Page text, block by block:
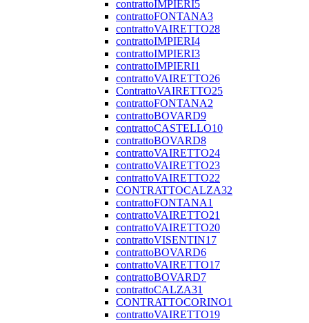
contrattoIMPIERI5
contrattoFONTANA3
contrattoVAIRETTO28
contrattoIMPIERI4
contrattoIMPIERI3
contrattoIMPIERI1
contrattoVAIRETTO26
ContrattoVAIRETTO25
contrattoFONTANA2
contrattoBOVARD9
contrattoCASTELLO10
contrattoBOVARD8
contrattoVAIRETTO24
contrattoVAIRETTO23
contrattoVAIRETTO22
CONTRATTOCALZA32
contrattoFONTANA1
contrattoVAIRETTO21
contrattoVAIRETTO20
contrattoVISENTIN17
contrattoBOVARD6
contrattoVAIRETTO17
contrattoBOVARD7
contrattoCALZA31
CONTRATTOCORINO1
contrattoVAIRETTO19